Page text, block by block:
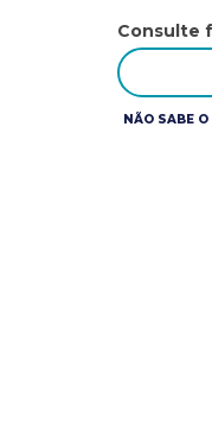
Consulte
NÃO SABE O